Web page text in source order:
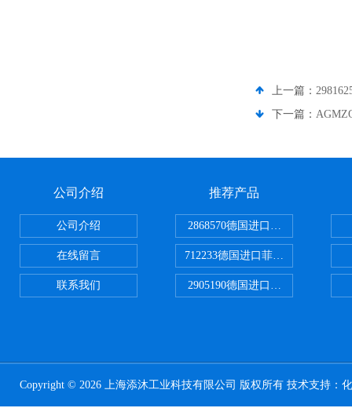
上一篇：
下一篇：
公司介绍
公司介绍
在线留言
联系我们
推荐产品
2868570德国进口菲尼克斯电源
712233德国进口菲尼克斯断路器
2905190德国进口菲尼克斯继电器
Copyright © 2026 上海添沐工业科技有限公司 版权所有 技术支持：